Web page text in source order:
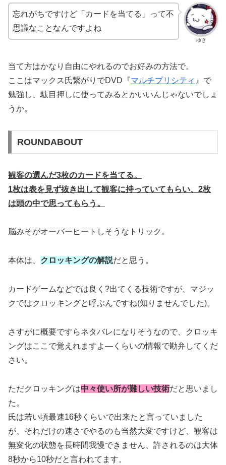
ゆき
忘れがちですけど「カードを当てる」って不
思議なことなんですよね
当て方はかなり自由にやれるのでお好みの方法で。
ここはマックス氏繋がりでDVD『マルチプリシティ 』で
勉強し、駄目押しに使ってみるとかいいんじゃないでしょ
うか。
ROUNDABOUT
観客の選んだ3枚のカードを当てる。
1枚は表を見ず抜き出して観客に持っていてもらい、2枚
は頭の中で思ってもらう。
脳みそがオーバーヒートしそうなトリック。
本体は、 クロッキングの解説だと思う。
カードゲームなどでは良く?出てくる技術ですが、マジッ
クではクロッキングと呼ぶんですね(知りませんでした)。
さすがに概要ですらネタバレになりそうなので、クロッキ
ングはここで覚えれますよ―くらいの情報で勘弁してくだ
さい。
ただクロッキングは中々使い所が難しい技術だと思いまし
た。
氏は若い頃最速16秒くらいで出来たと言っていました
が、それだけの速さでやるのも当然大変ですけど、観客は
無変化の状態を長時間我慢できません、許されるのは大体
8秒から10秒だと言われてます。